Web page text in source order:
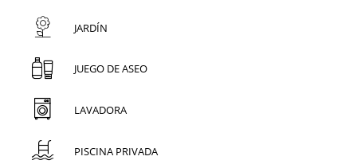
JARDÍN
JUEGO DE ASEO
LAVADORA
PISCINA PRIVADA